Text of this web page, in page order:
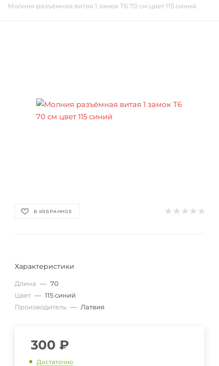
Молния разъёмная витая 1 замок Т6 70 см цвет 115 синий
В ИЗБРАННОЕ
Характеристики
Длина — 70
Цвет — 115 синий
Производитель — Латвия
300 ₽
Достаточно